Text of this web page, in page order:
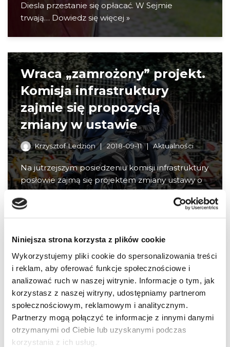
Niniejsza strona korzysta z plików cookie
Wykorzystujemy pliki cookie do spersonalizowania treści
i reklam, aby oferować funkcje społecznościowe i
analizować ruch w naszej witrynie. Informacje o tym, jak
korzystasz z naszej witryny, udostępniamy partnerom
społecznościowym, reklamowym i analitycznym.
Partnerzy mogą połączyć te informacje z innymi danymi
otrzymanymi od Ciebie lub uzyskanymi podczas
korzystania z ich usług.
Diesla przestanie się opłacać. W Sejmie
trwają… Dowiedz się więcej »
Wraca „zamrożony” projekt.
Komisja infrastruktury
zajmie się propozycją
zmiany w ustawie
Krzysztof Ledzion 2018-09-11 Aktualności
Na jutrzejszym posiedzeniu komisji infrastruktury
posłowie zajmą się projektem zmiany ustawy o
kierujących pojazdami, zakładającym,…Dowiedz
się więcej »
Formalności stało się
zadość. Okresu próbnego
prędko nie będzie
Krzysztof Ledzion 2018-05-17 Aktualności